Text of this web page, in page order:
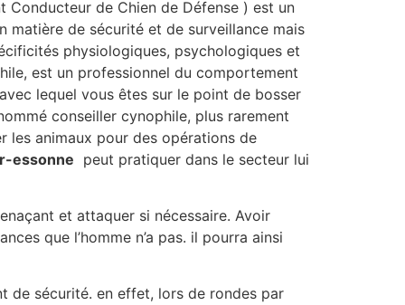
Conducteur de Chien de Défense ) est un
matière de sécurité et de surveillance mais
physiologiques, psychologiques et
est un professionnel du comportement
lequel vous êtes sur le point de bosser
conseiller cynophile, plus rarement
les animaux pour des opérations de
essonne peut pratiquer dans le secteur lui
et attaquer si nécessaire. Avoir
que l’homme n’a pas. il pourra ainsi
de sécurité. en effet, lors de rondes par